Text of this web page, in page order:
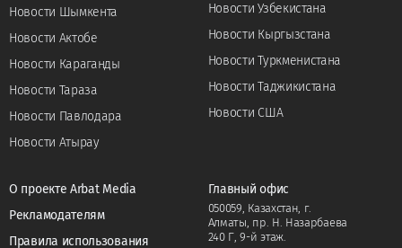
Новости Шымкента
Новости Актобе
Новости Караганды
Новости Тараза
Новости Павлодара
Новости Атырау
Новости Узбекистана
Новости Кыргызстана
Новости Туркменистана
Новости Таджикистана
Новости США
О проекте Arbat Media
Рекламодателям
Правила использования
Главный офис
050059, Казахстан, г.
Алматы, пр. Н. Назарбаева
240 Г, 9-й этаж.